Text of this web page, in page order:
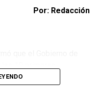
Por: Redacción
de Científicos y